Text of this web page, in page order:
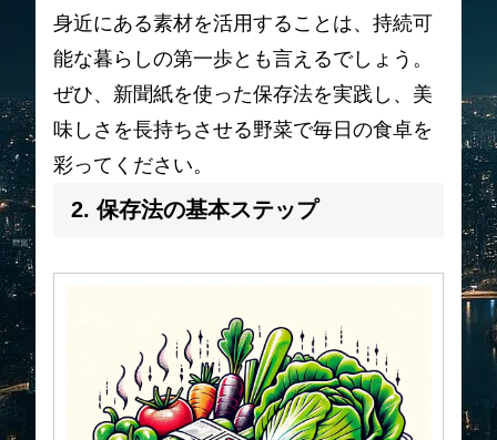
身近にある素材を活用することは、持続可
能な暮らしの第一歩とも言えるでしょう。
ぜひ、新聞紙を使った保存法を実践し、美
味しさを長持ちさせる野菜で毎日の食卓を
彩ってください。
2. 保存法の基本ステップ